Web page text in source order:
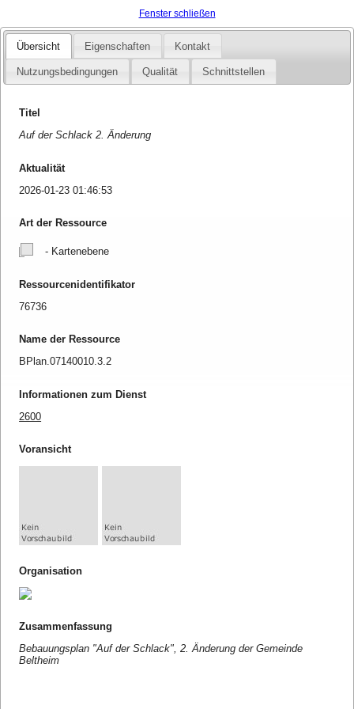
Fenster schließen
Übersicht Eigenschaften Kontakt
Nutzungsbedingungen Qualität Schnittstellen
Titel
Auf der Schlack 2. Änderung
Aktualität
2026-01-23 01:46:53
Art der Ressource
- Kartenebene
Ressourcenidentifikator
76736
Name der Ressource
BPlan.07140010.3.2
Informationen zum Dienst
2600
Voransicht
Organisation
Zusammenfassung
Bebauungsplan "Auf der Schlack", 2. Änderung der Gemeinde
Beltheim